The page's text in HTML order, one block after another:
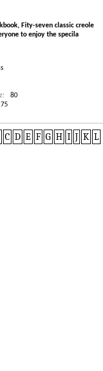
Fity-seven classic creole
to enjoy the specila
80
C D E F G H I J K L